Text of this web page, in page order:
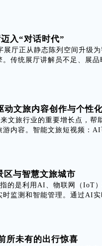
入“对话时代”
展厅正从静态陈列空间升级
传统展厅讲解员不足、展
文旅内容创作与个性
文旅行业的重要增长点，帮
内容。智能文旅短视频：
与智慧文旅城市
的是利用AI、物联网（IoT
监测和智能管理。通过AI
所未有的出行惊喜